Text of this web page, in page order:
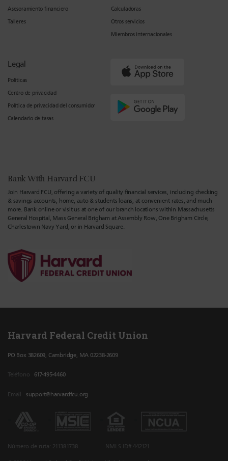
Asesoramiento financiero
Talleres
Calculadoras
Otros servicios
Miembros internacionales
Legal
Políticas
Centro de privacidad
Política de privacidad del consumidor
Calendario de tasas
Bank With Harvard FCU
Join Harvard FCU, offering a variety of quality financial services, including checking
& savings accounts, home, auto & students loans, at convenient rates, and much
more. Bank online or visit us at one of our branch locations within Massachusetts
General Hospital, Mass General Brigham at Assembly Row, One Brigham Circle,
Charlestown Navy Yard, or in Harvard Square.
Harvard Federal Credit Union
PO Box 382609, Cambridge, MA 02238-2609
Teléfono 617-495-4460
Email support@harvardfcu.org
Número de ruta: 211381738 NMLS ID# 442121